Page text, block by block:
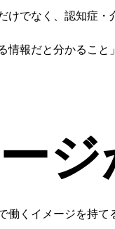
でなく、認知症・
報だと分かること
くイメージを持て